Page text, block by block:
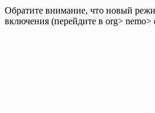
Обратите внимание, что новый
включения (перейдите в org> nemo>